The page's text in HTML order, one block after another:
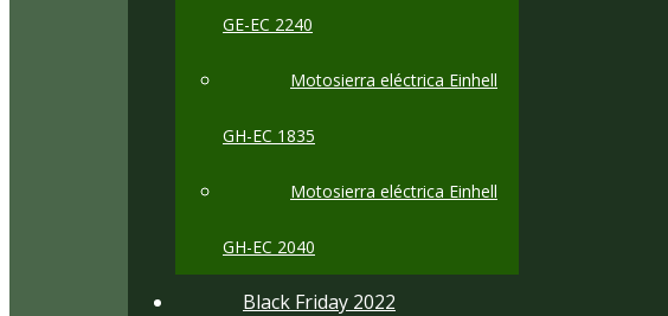
GE-EC 2240
Motosierra eléctrica Einhell
GH-EC 1835
Motosierra eléctrica Einhell
GH-EC 2040
Black Friday 2022